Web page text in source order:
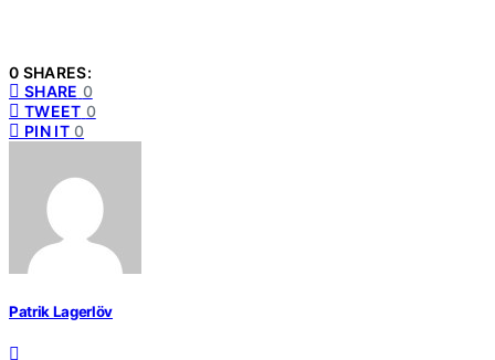
0 SHARES:
SHARE 0
TWEET 0
PIN IT 0
Patrik Lagerlöv